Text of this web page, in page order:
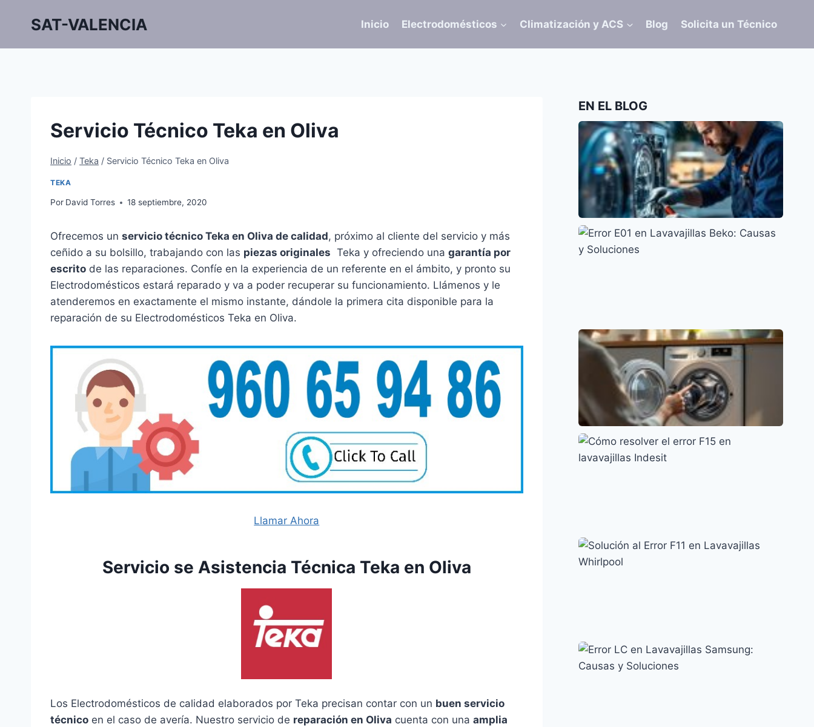
SAT-VALENCIA Inicio Electrodomésticos Climatización y ACS Blog Solicita un Técnico
Servicio Técnico Teka en Oliva
Inicio / Teka / Servicio Técnico Teka en Oliva
TEKA
Por David Torres 18 septiembre, 2020
Ofrecemos un servicio técnico Teka en Oliva de calidad, próximo al cliente del servicio y más
ceñido a su bolsillo, trabajando con las piezas originales Teka y ofreciendo una garantía por
escrito de las reparaciones. Confíe en la experiencia de un referente en el ámbito, y pronto su
Electrodomésticos estará reparado y va a poder recuperar su funcionamiento. Llámenos y le
atenderemos en exactamente el mismo instante, dándole la primera cita disponible para la
reparación de su Electrodomésticos Teka en Oliva.
Llamar Ahora
Servicio se Asistencia Técnica Teka en Oliva
Los Electrodomésticos de calidad elaborados por Teka precisan contar con un buen servicio
técnico en el caso de avería. Nuestro servicio de reparación en Oliva cuenta con una amplia
EN EL BLOG
Error E15 en Lavavajillas Siemens: Causas y
Soluciones
Error E01 en Lavavajillas Beko: Causas y
Soluciones
Códigos de error y su significado
Lavavajillas Candy: Soluciona el Error E2
fácilmente
Códigos de error y su significado
Cómo resolver el error F15 en lavavajillas
Indesit
Códigos de error y su significado
Solución al Error F11 en Lavavajillas
Whirlpool
Códigos de error y su significado